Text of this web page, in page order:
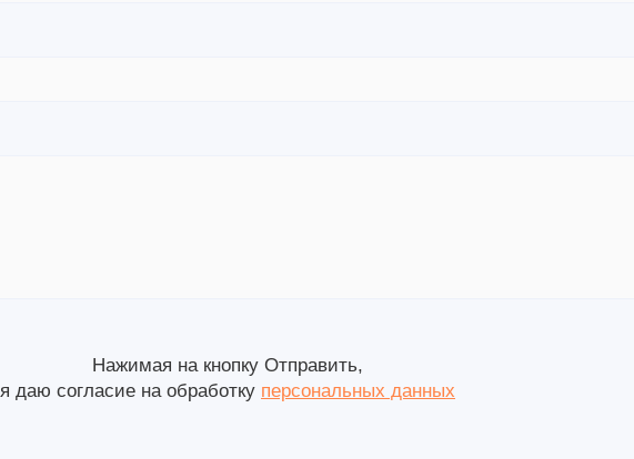
Нажимая на кнопку Отправить,
я даю согласие на обработку персональных данных